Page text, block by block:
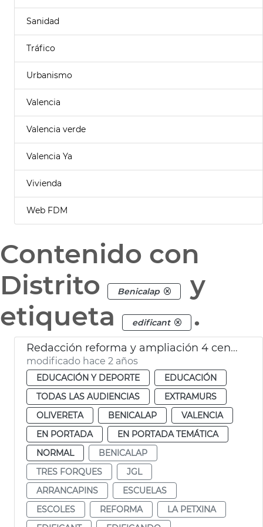
Sanidad
Tráfico
Urbanismo
Valencia
Valencia verde
Valencia Ya
Vivienda
Web FDM
Contenido con
Distrito
Benicalap
y
etiqueta
edificant .
Redacción reforma y ampliación 4 centros escolares
modificado hace 2 años
EDUCACIÓN Y DEPORTE
EDUCACIÓN
TODAS LAS AUDIENCIAS
EXTRAMURS
OLIVERETA
BENICALAP
VALENCIA
EN PORTADA
EN PORTADA TEMÁTICA
NORMAL
BENICALAP
TRES FORQUES
JGL
ARRANCAPINS
ESCUELAS
ESCOLES
REFORMA
LA PETXINA